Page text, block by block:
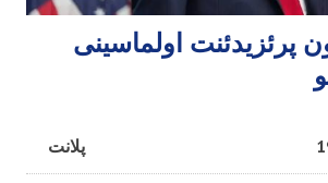
پرئزیدئنت اولماسینی
پلانت